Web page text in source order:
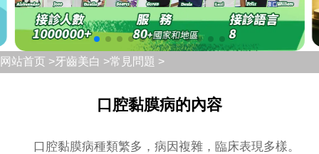
网站首页 >牙齒美白 >常見問題 >
口腔黏膜病的內容
口腔黏膜病種類繁多，病因複雜，臨床表現多樣。